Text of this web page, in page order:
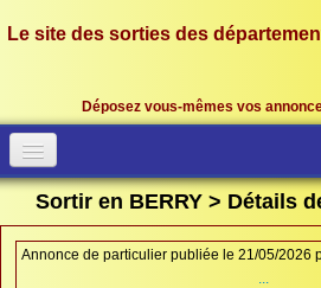
Le site des sorties des
Déposez vous-mêmes vos
Accueil
Proposer une annonce
Sortir en BERRY > Détails
Annonce de particulier publiée le 21/05/2026
...